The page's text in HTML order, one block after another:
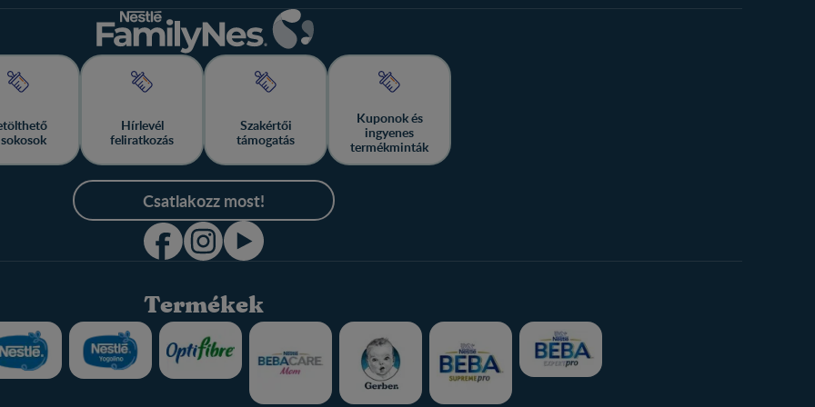
Hírlevél
feliratkozás
Szakértői
támogatás
Kuponok és
ingyenes
termékminták
Csatlakozz most!
Termékek